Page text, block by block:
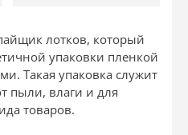
лотков, который
упаковки пленкой
Такая упаковка служит
пыли, влаги и для
товаров.